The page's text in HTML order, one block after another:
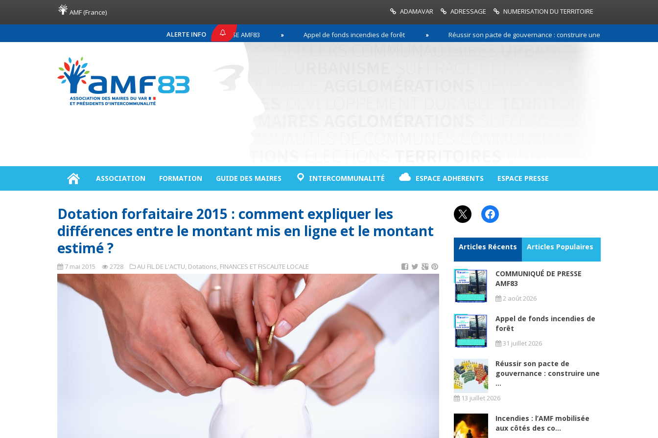
AMF (France) ADAMAVAR ADRESSAGE NUMERISATION DU TERRITOIRE
ALERTE INFO
COMMUNIQUÉ DE PRESSE AMF83 Appel de fonds incendies de forêt Réussir son pacte de gouvernance : construire une relation de confiance
ASSOCIATION FORMATION GUIDE DES MAIRES INTERCOMMUNALITÉ ESPACE ADHERENTS ESPACE PRESSE
Dotation forfaitaire 2015 : comment expliquer les
différences entre le montant mis en ligne et le montant
estimé ?
7 mai 2015 2728 AU FIL DE L'ACTU, Dotations, FINANCES ET FISCALITE LOCALE
X Facebook
Articles Récents Articles Populaires
COMMUNIQUÉ DE PRESSE
AMF83
2 août 2026
Appel de fonds incendies de
forêt
31 juillet 2026
Réussir son pacte de
gouvernance : construire une
...
13 juillet 2026
Incendies : l’AMF mobilisée
aux côtés des co...